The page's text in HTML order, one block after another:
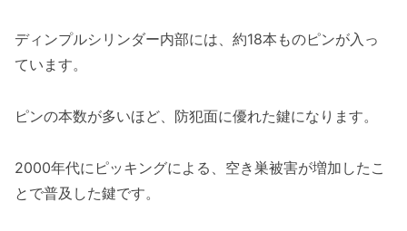
ディンプルシリンダー内部には、約18本ものピンが入っ
ています。
ピンの本数が多いほど、防犯面に優れた鍵になります。
2000年代にピッキングによる、空き巣被害が増加したこ
とで普及した鍵です。